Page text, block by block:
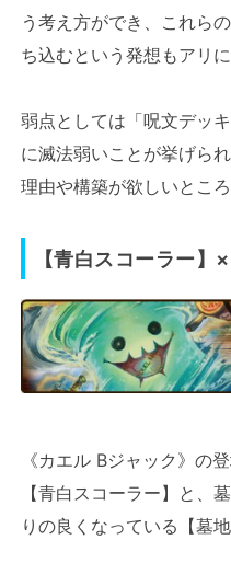
う考え方ができ、これら
ち込むという発想もアリに
弱点としては「呪文デッ
に滅法弱いことが挙げら
理由や構築が欲しいところ
【青白スコーラー】
《カエル Bジャック》の
【青白スコーラー】と、
りの良くなっている【墓